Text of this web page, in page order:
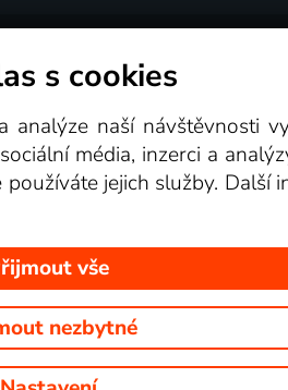
Videotéka
obrázky z pořadů TV stanic, které
s cookies
analýze naší návštěvnosti
média, inzerci a
jejich služby. Další
vše
nezbytné